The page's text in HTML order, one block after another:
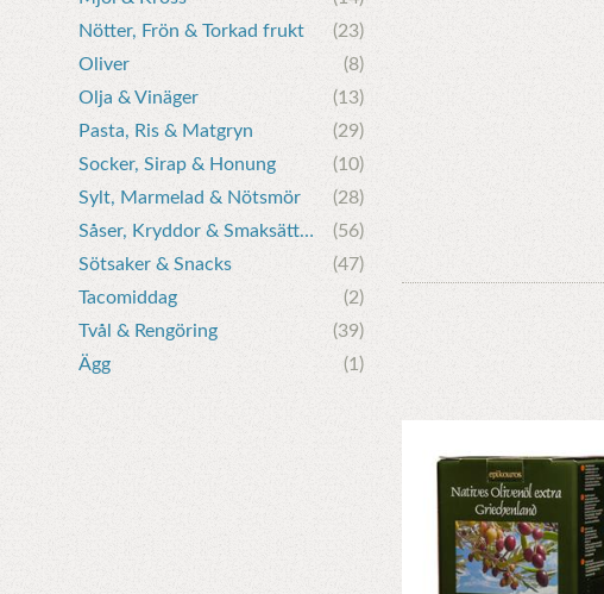
Nötter, Frön & Torkad frukt
(23)
Oliver
(8)
Olja & Vinäger
(13)
Pasta, Ris & Matgryn
(29)
Socker, Sirap & Honung
(10)
Sylt, Marmelad & Nötsmör
(28)
Såser, Kryddor & Smaksättare
(56)
Sötsaker & Snacks
(47)
Tacomiddag
(2)
Tvål & Rengöring
(39)
Ägg
(1)